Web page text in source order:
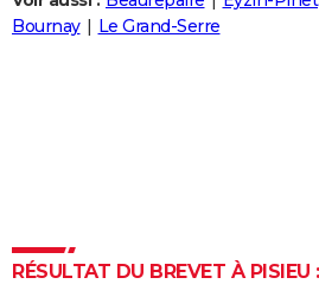
Destinations
City break
Voyage nature
Voyage de noces
Forum
Climat
+
PHOTO
Dictionnaire
Biographies
Citations
Expressions
Proverbes
PROGRAMME TV
Bournay
Le Grand-Serre
RÉSULTAT DU BREVET À